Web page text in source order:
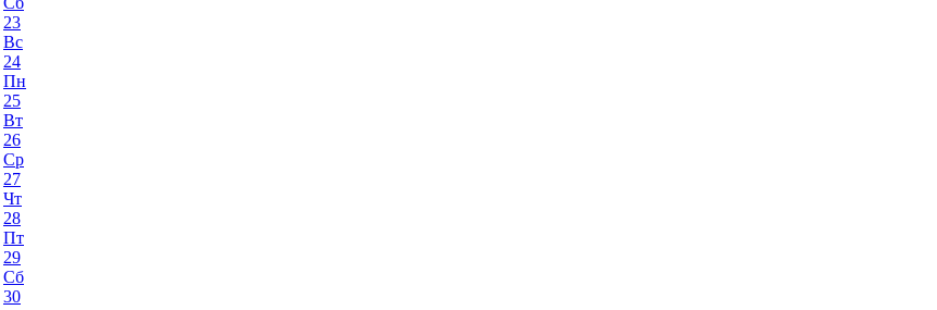
23
Вс
24
Пн
25
Вт
26
Ср
27
Чт
28
Пт
29
Сб
30